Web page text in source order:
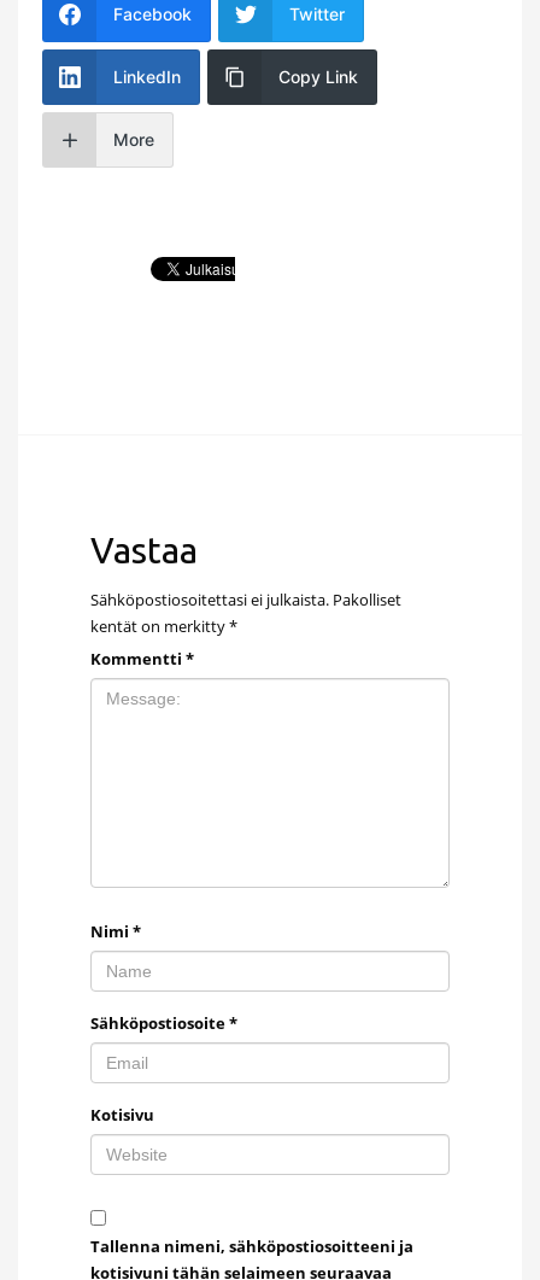
Facebook Twitter
LinkedIn Copy Link
More
Vastaa
Sähköpostiosoitettasi ei julkaista. Pakolliset
kentät on merkitty*
Kommentti *
Nimi *
Sähköpostiosoite*
Kotisivu
Tallenna nimeni, sähköpostiosoitteeni ja
kotisivuni tähän selaimeen seuraavaa